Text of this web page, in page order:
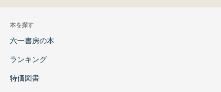
本を探す
六一書房の本
ランキング
特価図書